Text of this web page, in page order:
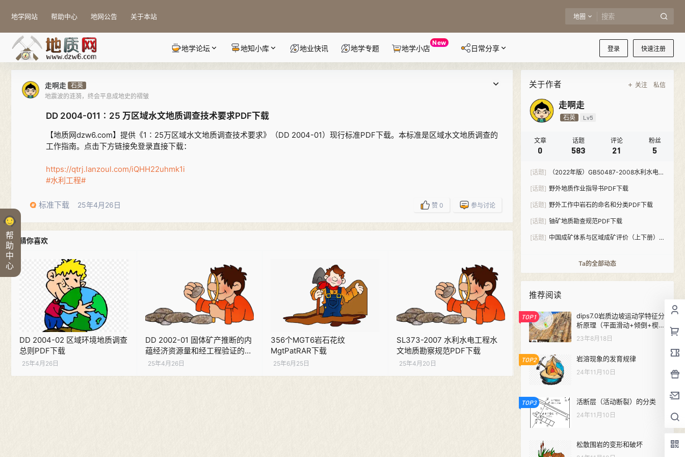
帮
助
中
心
地学网站 帮助中心 地网公告 关于本站 地圈
登录 快速注册
地学论坛 地知小库 地业快讯 地学专题 地学小店
New
日常分享
走啊走 石英
地震波的涟漪，终会平息成地史的褶皱
DD 2004-011∶25 万区域水文地质调查技术要求PDF下载
【地质网dzw6.com】提供《1∶25万区域水文地质调查技术要求》（DD 2004-01）现行标准PDF下载。本标准是区域水文地质调查的
工作指南。点击下方链接免登录直接下载：
https://qtrj.lanzoul.com/iQHH22uhmk1i
#水利工程#
标准下载 25年4月26日 赞 0 参与讨论
猜你喜欢
DD 2004-02 区域环境地质调查
总则PDF下载
25年4月26日
DD 2002-01 固体矿产推断的内
蕴经济资源量和经工程验证的预
测资源量估算技术要求PDF下载
25年4月26日
356个MGT6岩石花纹
MgtPatRAR下载
25年6月25日
SL373-2007 水利水电工程水
文地质勘察规范PDF下载
25年4月20日
关于作者 关注 私信
走啊走
石英 Lv5
文章
0
话题
583
评论
21
粉丝
5
[话题]
（2022年版）GB50487-2008水利水电工
[话题] 野外地质作业指导书PDF下载
[话题] 野外工作中岩石的命名和分类PDF下载
[话题] 铀矿地质勘查规范PDF下载
[话题] 中国成矿体系与区域成矿评价（上下册）
Ta的全部动态
推荐阅读
TOP1
dips7.0岩质边坡运动学特征分
析原理（平面滑动+倾倒+楔形
体）
23年8月18日
TOP2 岩溶现象的发育规律
24年11月10日
TOP3 活断层（活动断裂）的分类
24年11月10日
松散围岩的变形和破坏